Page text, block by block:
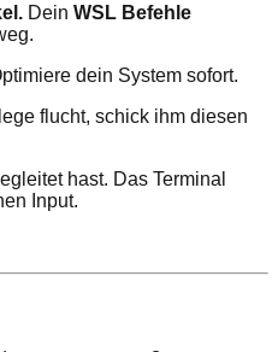
Dein WSL Befehle
dein System sofort.
flucht, schick ihm diesen
hast. Das Terminal
Input.